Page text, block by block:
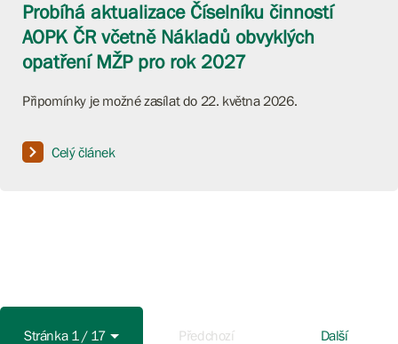
Probíhá aktualizace Číselníku činností
AOPK ČR včetně Nákladů obvyklých
opatření MŽP pro rok 2027
Připomínky je možné zasílat do 22. května 2026.
Celý článek
Stránka 1 / 17 Předchozí Další